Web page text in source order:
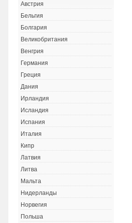
Австрия
Бельгия
Болгария
Великобритания
Венгрия
Германия
Греция
Дания
Ирландия
Исландия
Испания
Италия
Кипр
Латвия
Литва
Мальта
Нидерланды
Норвегия
Польша